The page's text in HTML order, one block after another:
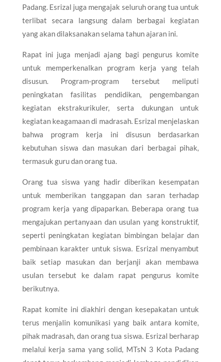
Padang. Esrizal juga mengajak seluruh orang tua untuk
terlibat secara langsung dalam berbagai kegiatan
yang akan dilaksanakan selama tahun ajaran ini.
Rapat ini juga menjadi ajang bagi pengurus komite
untuk memperkenalkan program kerja yang telah
disusun. Program-program tersebut meliputi
peningkatan fasilitas pendidikan, pengembangan
kegiatan ekstrakurikuler, serta dukungan untuk
kegiatan keagamaan di madrasah. Esrizal menjelaskan
bahwa program kerja ini disusun berdasarkan
kebutuhan siswa dan masukan dari berbagai pihak,
termasuk guru dan orang tua.
Orang tua siswa yang hadir diberikan kesempatan
untuk memberikan tanggapan dan saran terhadap
program kerja yang dipaparkan. Beberapa orang tua
mengajukan pertanyaan dan usulan yang konstruktif,
seperti peningkatan kegiatan bimbingan belajar dan
pembinaan karakter untuk siswa. Esrizal menyambut
baik setiap masukan dan berjanji akan membawa
usulan tersebut ke dalam rapat pengurus komite
berikutnya.
Rapat komite ini diakhiri dengan kesepakatan untuk
terus menjalin komunikasi yang baik antara komite,
pihak madrasah, dan orang tua siswa. Esrizal berharap
melalui kerja sama yang solid, MTsN 3 Kota Padang